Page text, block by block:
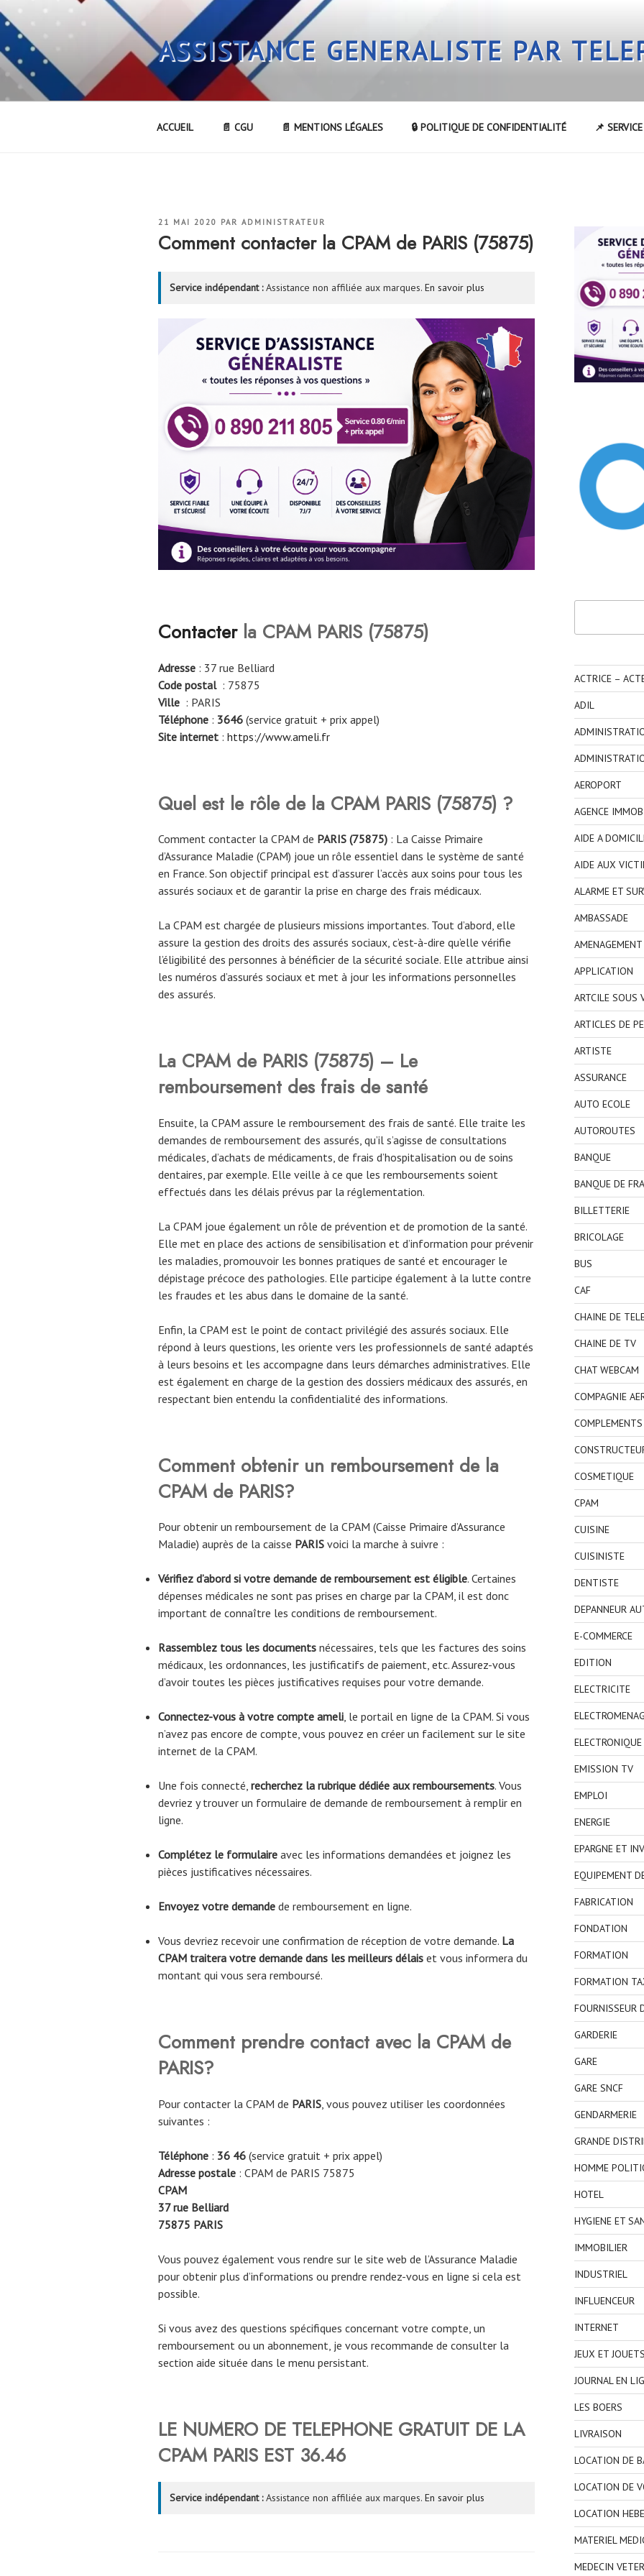
Aller
au
contenu
principal
ASSISTANCE GENERALISTE PAR
ACCUEIL 📄 CGU 📄 MENTIONS LÉGALES 🔒 POLITIQUE DE CONFIDENTIALITÉ 📌
PUBLIÉ
21 MAI 2020 PAR ADMINISTRATEUR
Comment contacter la CPAM de PARIS (75875)
Service indépendant :Assistance non affiliée aux marques. En savoir plus
Contacterla CPAM PARIS (75875)
Adresse : 37 rue Belliard
Code postal: 75875
Ville : PARIS
Téléphone : 3646 (service gratuit + prix appel)
Site internet : https://www.ameli.fr
Quel est le rôle de la CPAM PARIS (75875) ?
Comment contacter la CPAM de PARIS (75875) : La Caisse Primaire
d’Assurance Maladie (CPAM) joue un rôle essentiel dans le système de santé
en France. Son objectif principal est d’assurer l’accès aux soins pour tous les
assurés sociaux et de garantir la prise en charge des frais médicaux.
La CPAM est chargée de plusieurs missions importantes. Tout d’abord, elle
assure la gestion des droits des assurés sociaux, c’est-à-dire qu’elle vérifie
l’éligibilité des personnes à bénéficier de la sécurité sociale. Elle attribue ainsi
les numéros d’assurés sociaux et met à jour les informations personnelles
des assurés.
La CPAM de PARIS (75875) – Le
remboursement des frais de santé
Ensuite, la CPAM assure le remboursement des frais de santé. Elle traite les
demandes de remboursement des assurés, qu’il s’agisse de consultations
médicales, d’achats de médicaments, de frais d’hospitalisation ou de soins
dentaires, par exemple. Elle veille à ce que les remboursements soient
effectués dans les délais prévus par la réglementation.
La CPAM joue également un rôle de prévention et de promotion de la santé.
Elle met en place des actions de sensibilisation et d’information pour prévenir
les maladies, promouvoir les bonnes pratiques de santé et encourager le
dépistage précoce des pathologies. Elle participe également à la lutte contre
les fraudes et les abus dans le domaine de la santé.
Enfin, la CPAM est le point de contact privilégié des assurés sociaux. Elle
répond à leurs questions, les oriente vers les professionnels de santé adaptés
à leurs besoins et les accompagne dans leurs démarches administratives. Elle
est également en charge de la gestion des dossiers médicaux des assurés, en
respectant bien entendu la confidentialité des informations.
Comment obtenir un remboursement de la
CPAM de PARIS?
Pour obtenir un remboursement de la CPAM (Caisse Primaire d’Assurance
Maladie) auprès de la caisse PARIS voici la marche à suivre :
Vérifiez d’abord si votre demande de remboursement est éligible. Certaines
dépenses médicales ne sont pas prises en charge par la CPAM, il est donc
important de connaître les conditions de remboursement.
Rassemblez tous les documents nécessaires, tels que les factures des soins
médicaux, les ordonnances, les justificatifs de paiement, etc. Assurez-vous
d’avoir toutes les pièces justificatives requises pour votre demande.
Connectez-vous à votre compte ameli, le portail en ligne de la CPAM. Si vous
n’avez pas encore de compte, vous pouvez en créer un facilement sur le site
internet de la CPAM.
Une fois connecté, recherchez la rubrique dédiée aux remboursements. Vous
devriez y trouver un formulaire de demande de remboursement à remplir en
ligne.
Complétez le formulaire avec les informations demandées et joignez les
pièces justificatives nécessaires.
Envoyez votre demande de remboursement en ligne.
Vous devriez recevoir une confirmation de réception de votre demande. La
CPAM traitera votre demande dans les meilleurs délais et vous informera du
montant qui vous sera remboursé.
Comment prendre contact avec la CPAM de
PARIS?
Pour contacter la CPAM de PARIS , vous pouvez utiliser les coordonnées
suivantes :
Téléphone : 36 46 (service gratuit + prix appel)
Adresse postale : CPAM de PARIS 75875
CPAM
37 rue Belliard
75875 PARIS
Vous pouvez également vous rendre sur le site web de l’Assurance Maladie
pour obtenir plus d’informations ou prendre rendez-vous en ligne si cela est
possible.
Si vous avez des questions spécifiques concernant votre compte, un
remboursement ou un abonnement, je vous recommande de consulter la
section aide située dans le menu persistant.
LE NUMERO DE TELEPHONE GRATUIT DE LA
CPAM PARIS EST 36.46
Service indépendant :Assistance non affiliée aux marques. En savoir plus
ACTRICE –
ADIL
AEROPORT
AGENCE
AIDE A
AIDE AUX
ALARME ET
AMBASSADE
APPLICATION
ARTCILE SOUS
ARTICLES DE
ARTISTE
ASSURANCE
AUTO ECOLE
AUTOROUTES
BANQUE
BANQUE DE
BILLETTERIE
BRICOLAGE
BUS
CAF
CHAINE DE
CHAINE DE TV
CHAT WEBCAM
COMPAGNIE
COSMETIQUE
CPAM
CUISINE
CUISINISTE
DENTISTE
DEPANNEUR
E-COMMERCE
EDITION
ELECTRICITE
EMISSION TV
EMPLOI
ENERGIE
EPARGNE ET
EQUIPEMENT
FABRICATION
FONDATION
FORMATION
FORMATION
FOURNISSEUR
GARDERIE
GARE
GARE SNCF
GENDARMERIE
GRANDE
HOMME
HOTEL
HYGIENE ET
IMMOBILIER
INDUSTRIEL
INFLUENCEUR
INTERNET
JEUX ET JOUETS
JOURNAL EN
LES BOERS
LIVRAISON
LOCATION DE
LOCATION DE
LOCATION
MATERIEL
MEDECIN